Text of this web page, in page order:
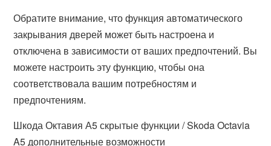
Обратите внимание, что функция автоматического
закрывания дверей может быть настроена и
отключена в зависимости от ваших предпочтений. Вы
можете настроить эту функцию, чтобы она
соответствовала вашим потребностям и
предпочтениям.
Шкода Октавия А5 скрытые функции / Skoda Octavia
A5 дополнительные возможности